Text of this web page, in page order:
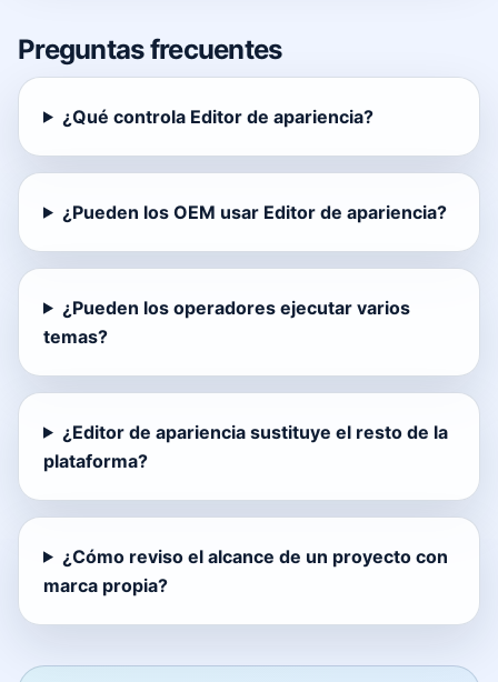
Preguntas frecuentes
¿Qué controla Editor de apariencia?
¿Pueden los OEM usar Editor de apariencia?
¿Pueden los operadores ejecutar varios
temas?
¿Editor de apariencia sustituye el resto de la
plataforma?
¿Cómo reviso el alcance de un proyecto con
marca propia?